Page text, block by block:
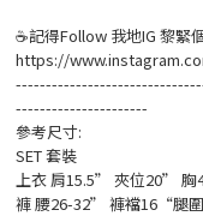
☕記得Follow 我地IG 黎緊
https://
----------------------
參考尺寸:
SET 套裝
上衣 肩15.5” 夾位20”
褲 腰26-32” 褲襠16“腿